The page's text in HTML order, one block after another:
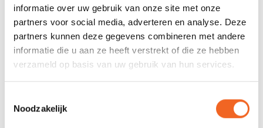
informatie over uw gebruik van onze site met onze
partners voor social media, adverteren en analyse. Deze
partners kunnen deze gegevens combineren met andere
informatie die u aan ze heeft verstrekt of die ze hebben
verzameld op basis van uw gebruik van hun services.
Noodzakelijk
hars. Dit kevlarweefsel heeft een dikte van 200 gram per
vierkante meter en een totale oppervlakte van een halve
vierkante meter.
Nog niet gewaardeerd